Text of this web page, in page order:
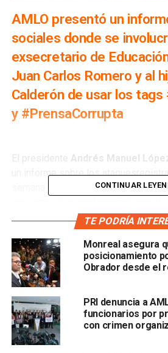
AMLO presentó un
sociales donde se
exsecretario de
Juan Carlos Romero y al
Calderón de usar los tags
y #PrensaCorrupta
El presidente Andrés Manuel
un informe sobre los
semana en redes sociales, en
#PrensaProstituida #PrensaSicaria
Alejandro Mendoza Álvarez,
Información, Infraestructura,
Tecnológica de la Secretaría de
Ciudadana, afirmó que el 74 por
interactuaron en los ataques son de
mientras que el resto son de “bots”
Detalló que en los bots se observó
CONTINUAR
TE PODRÍA
​Monreal asegura
posicionamiento
Obrador desde el
PRI denuncia a
funcionarios por
con crimen